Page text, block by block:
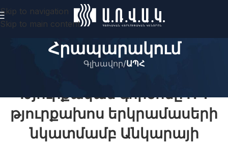
Skip to navigation
Skip to main content
Հրապարակում
Գլխավոր/ԱՊՀ
Թյուրքական գործոնը ՌԴ
թյուրքախոս երկրամասերի
նկատմամբ Անկարայի